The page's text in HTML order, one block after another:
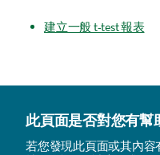
建立一般 t-test 報表
此頁面是否對您有幫
若您發現此頁面或其內